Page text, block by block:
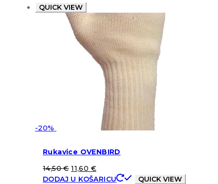
QUICK VIEW
-20%
Rukavice OVENBIRD
14,50€ 11,60 €
DODAJ U KOŠARICU
QUICK VIEW